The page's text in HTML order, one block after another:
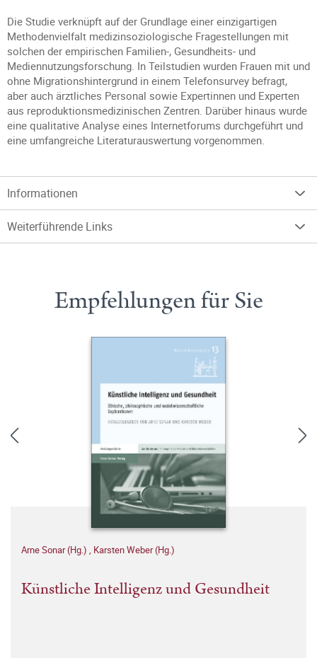
Die Studie verknüpft auf der Grundlage einer einzigartigen
Methodenvielfalt medizinsoziologische Fragestellungen mit
solchen der empirischen Familien-, Gesundheits- und
Mediennutzungsforschung. In Teilstudien wurden Frauen mit und
ohne Migrationshintergrund in einem Telefonsurvey befragt,
aber auch ärztliches Personal sowie Expertinnen und Experten
aus reproduktionsmedizinischen Zentren. Darüber hinaus wurde
eine qualitative Analyse eines Internetforums durchgeführt und
eine umfangreiche Literaturauswertung vorgenommen.
Informationen
Weiterführende Links
Empfehlungen für Sie
Arne Sonar (Hg.) , Karsten Weber (Hg.)
Künstliche Intelligenz und Gesundheit